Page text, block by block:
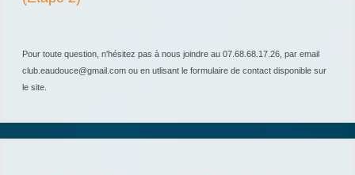
Pour toute question, n'hésitez pas à nous joindre au 07.68.68.17.26, par email
club.eaudouce@gmail.com ou en utlisant le formulaire de contact disponible sur
le site.